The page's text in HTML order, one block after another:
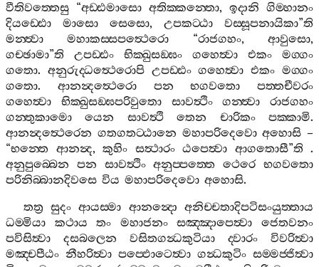
වීතිවත‍්තෙසු “අඩ‍්ඪමාසො අතික‍්කන‍්තො, ඉදානි ගිම‍්හානං
දියඩ‍්ඪො
මාසො සෙසො, උපකට‍්ඨා වස‍්සූපනායිකා”ති
මන‍්ත්‍වා
මහාකස‍්සපත්‍ථෙරො “රාජගහං,ආවුසො,
ගච‍්ඡාමා”ති උපඩ‍්ඪං භික‍්ඛුසඞ‍්ඝං ගහෙත්‍වා එකං
මග‍්ගං
ගතො. අනුරුද‍්ධත්‍ථෙරොපි උපඩ‍්ඪං ගහෙත්‍වා එකං මග‍්ගං
ගතො. ආනන්‍දත්‍ථෙරො පන භගවතො
පත‍්තචීවරං
ගහෙත්‍වා
භික‍්ඛුසඞ‍්ඝපරිවුතො සාවත්‍ථිං ගන‍්ත්‍වා
රාජගහං
ගන‍්තුකාමො
යෙන සාවත්‍ථි තෙන චාරිකං පක‍්කාමි.
ආනන්‍දත්‍ථෙරෙන ගතගතට‍්ඨානෙ මහාපරිදෙවො අහොසි –
“භන‍්තෙ ආනන්‍ද, කුහිං සත්‍ථාරං ඨපෙත්‍වා ආගතොසී”ති .
අනුපුබ‍්බෙන
පන සාවත්‍ථිං අනුප‍්පත‍්තෙ ථෙරෙ භගවතො
පරිනිබ‍්බානදිවසෙ විය මහාපරිදෙවො අහොසි.
තත්‍ර සුදං ආයස‍්මා ආනන්‍දො අනිච‍්චතාදිපටිසංයුත‍්තාය
ධම‍්මියා
කථාය තං මහාජනං සඤ‍්ඤාපෙත්‍වා
ජෙතවනං
පවිසිත්‍වා
දසබලෙන වසිතගන්‍ධකුටියා ද‍්වාරං
විවරිත්‍වා
මඤ‍්චපීඨං නීහරිත්‍වා පප‍්ඵොටෙත්‍වා ගන්‍ධකුටිං සම‍්මජ‍්ජිත්‍වා